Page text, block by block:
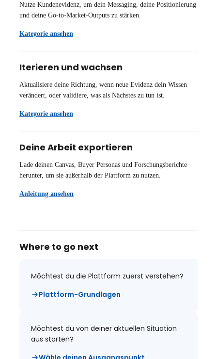
Nutze Kundenevidenz, um dein Messaging, deine Positionierung
und deine Go-to-Market-Outputs zu stärken.
Kategorie ansehen
Iterieren und wachsen
Aktualisiere deine Richtung, wenn neue Evidenz dein Wissen
verändert, oder validiere, was als Nächstes zu tun ist.
Kategorie ansehen
Deine Arbeit exportieren
Lade deinen Canvas, Buyer Personas und Forschungsberichte
herunter, um sie außerhalb der Plattform zu nutzen.
Anleitung ansehen
Where to go next
Möchtest du die Plattform zuerst verstehen?
Plattform-Grundlagen
Möchtest du von deiner aktuellen Situation
aus starten?